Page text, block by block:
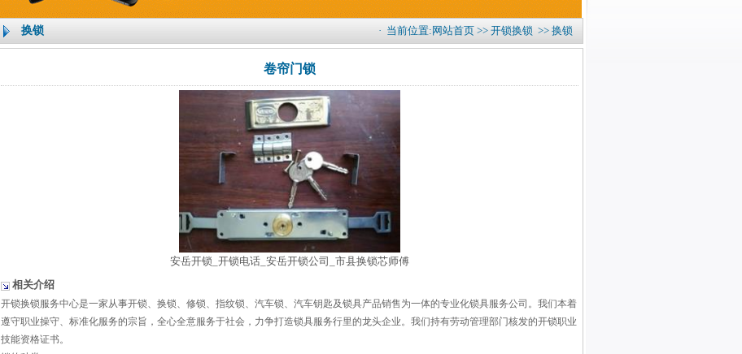
换锁 · 当前位置: 网站首页 >> 开锁换锁 >> 换锁
卷帘门锁
安岳开锁_开锁电话_安岳开锁公司_市县换锁芯师傅
相关介绍
开锁换锁服务中心是一家从事开锁、换锁、修锁、指纹锁、汽车锁、汽车钥匙及锁具产品销售为一体的专业化锁具服务公司。我们本着
遵守职业操守、标准化服务的宗旨，全心全意服务于社会，力争打造锁具服务行里的龙头企业。我们持有劳动管理部门核发的开锁职业
技能资格证书。